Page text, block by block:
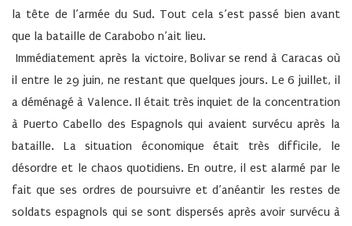
la tête de l’armée du Sud. Tout cela s’est passé bien avant
que la bataille de Carabobo n’ait lieu.
Immédiatement après la victoire, Bolivar se rend à Caracas où
il entre le 29 juin, ne restant que quelques jours. Le 6 juillet, il
a déménagé à Valence. Il était très inquiet de la concentration
à Puerto Cabello des Espagnols qui avaient survécu après la
bataille. La situation économique était très difficile, le
désordre et le chaos quotidiens. En outre, il est alarmé par le
fait que ses ordres de poursuivre et d’anéantir les restes de
soldats espagnols qui se sont dispersés après avoir survécu à